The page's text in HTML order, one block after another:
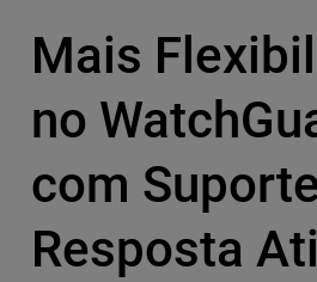
Mais
no
com
Resposta